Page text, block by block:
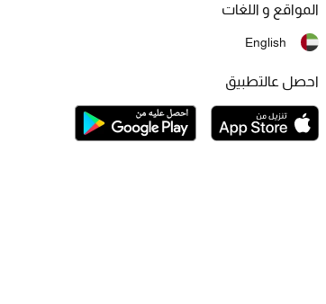
المواقع و اللغات
English
احصل عالتطبيق